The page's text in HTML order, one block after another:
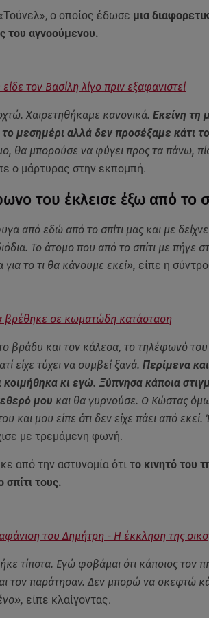
ο οποίος έδωσε μια
του αγνοούμενου.
τον Βασίλη λίγο πριν εξαφανιστεί
Χαιρετηθήκαμε κανονικά. Εκείνη τη
μεσημέρι αλλά δεν προσέξαμε κάτι
θα μπορούσε να φύγει προς τα πάνω,
ο μάρτυρας στην εκπομπή.
του έκλεισε έξω από το
από εδώ από το σπίτι μας και με
Το άτομο που από το σπίτι με πήγε
το τι θα κάνουμε εκεί», είπε η
βρέθηκε σε κωματώδη κατάσταση
βράδυ και τον κάλεσα, το τηλέφωνό
είχε τύχει να συμβεί ξανά. Περίμενα
κοιμήθηκα κι εγώ. Ξύπνησα κάποια
μου και θα γυρνούσε. Ο Κώστας
και μου είπε ότι δεν είχε πάει από εκεί.
με τρεμάμενη φωνή.
από την αστυνομία ότι το κινητό του
σπίτι τους.
του Δημήτρη - Η έκκληση της
τίποτα. Εγώ φοβάμαι ότι κάποιος τον
τον παράτησαν. Δεν μπορώ να σκεφτώ
είπε κλαίγοντας.